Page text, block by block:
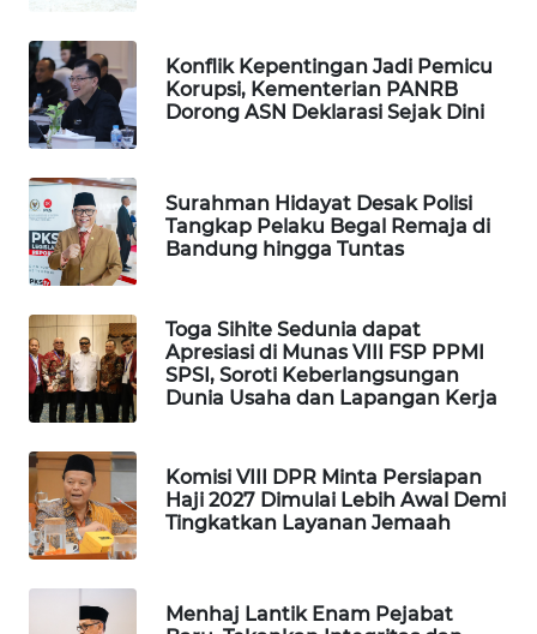
Konflik Kepentingan Jadi Pemicu
Korupsi, Kementerian PANRB
Dorong ASN Deklarasi Sejak Dini
Surahman Hidayat Desak Polisi
Tangkap Pelaku Begal Remaja di
Bandung hingga Tuntas
Toga Sihite Sedunia dapat
Apresiasi di Munas VIII FSP PPMI
SPSI, Soroti Keberlangsungan
Dunia Usaha dan Lapangan Kerja
Komisi VIII DPR Minta Persiapan
Haji 2027 Dimulai Lebih Awal Demi
Tingkatkan Layanan Jemaah
Menhaj Lantik Enam Pejabat
HEALTH
WAHANA
DESA
LAPAK
WAHANA
Wahana
Network
KONSUMEN
MASYARAKAT
KELISTRIKAN
WALINKI
ID